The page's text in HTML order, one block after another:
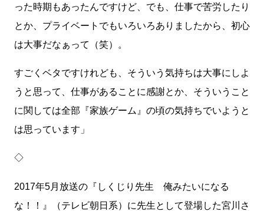
った時期もあったんですけど、でも、仕事で苦労したり
とか、プライベートでもいろいろありましたから、初心
は大事だなぁって（笑）。
すごくベタですけれども、そういう気持ちは大事にしよ
うと思って、仕事があることに感謝とか、そういうこと
に関しては全部『家族ゲーム』の頃の気持ちでいようと
は思っています」
◇
2017年5月放送の『しくじり先生 俺みたいになる
な！！』（テレビ朝日系）に先生として登場した宮川さ